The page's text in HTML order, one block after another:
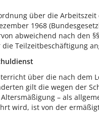
über die
1968
abweichend nach den
Teilzeitbeschäftigung
über die nach dem
gilt die wegen der
– als
wird, ist von der